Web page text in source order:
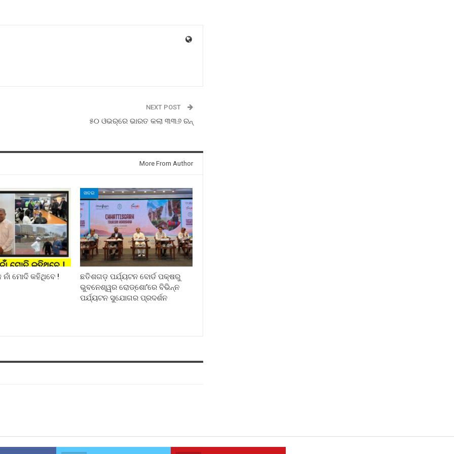
NEXT POST
୫୦ ଓଭର୍‌ରେ ଭାରତ କଲା ୩୩୬ ରନ୍‌
More From Author
ମୋଦି କହିଥିବେ !
ଖବର
ଛତିଶଗଡ଼ ପର୍ଯ୍ୟଟନ ବୋର୍ଡ ପକ୍ଷରୁ
ଭୁବନେଶ୍ୱର ରୋଡ୍‌ଶୋ’ରେ ବିଭିନ୍ନ
ପର୍ଯ୍ୟଟନ ସୁଯୋଗର ପ୍ରଦର୍ଶନ